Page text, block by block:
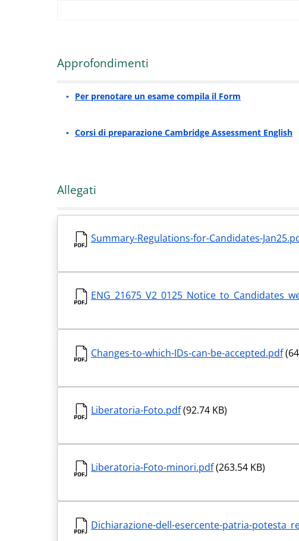
Approfondimenti
Per prenotare un esame compila il Form
Corsi di preparazione Cambridge Assessment English
Allegati
Summary-Regulations-for-Candidates-
Changes-to-which-IDs-can-be-accepted.pdf
Liberatoria-Foto.pdf(92.74 KB)
Liberatoria-Foto-minori.pdf(263.54 KB)
Dichiarazione-dell-esercente-patria-